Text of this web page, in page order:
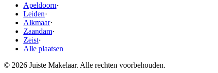
Apeldoorn·
Leiden·
Alkmaar·
Zaandam·
Zeist·
Alle plaatsen
© 2026 Juiste Makelaar. Alle rechten voorbehouden.